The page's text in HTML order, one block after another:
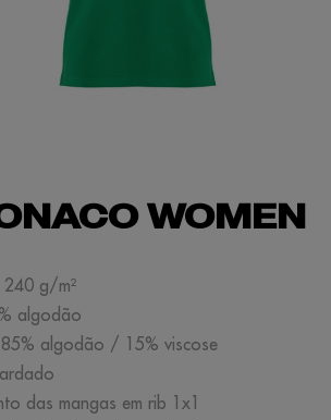
WOMEN
240 g/m²
algodão
algodão / 15% viscose
das mangas em rib 1x1